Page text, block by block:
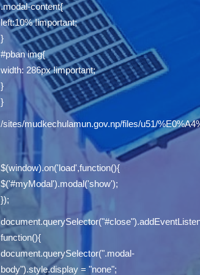
.modal-content{
left:10% !important;
}
#pban img{
width: 286px !important;
}
}
/sites/mudkechulamun.gov.np/files/u51/
$(window).on('load',function(){
$('#myModal').modal('show');
});
function(){
document.querySelector(".modal-
body").style.display = "none";